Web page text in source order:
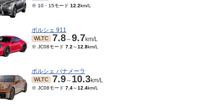
07
km/L
2015/04～2016/05
※ 10・15モード 12.2km/L
ポルシェ 911
WLTC 7.8～9.7km/L
※ JC08モード 7.2 ～12.8km/L
ポルシェ パナメーラ
WLTC 7.9～ 10.3km/L
※ JC08モード 7.4～12.4km/L